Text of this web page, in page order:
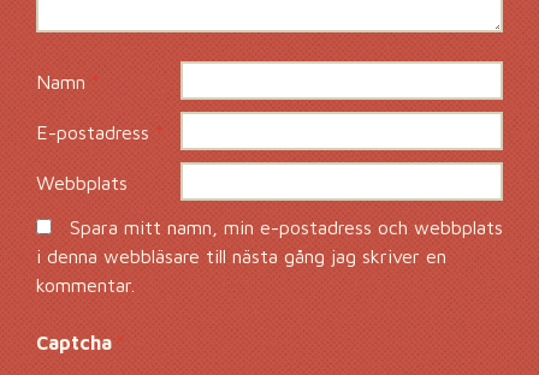
Namn *
E-postadress*
Webbplats
Spara mitt namn, min e-postadress och webbplats
i denna webbläsare till nästa gång jag skriver en
kommentar.
Captcha*